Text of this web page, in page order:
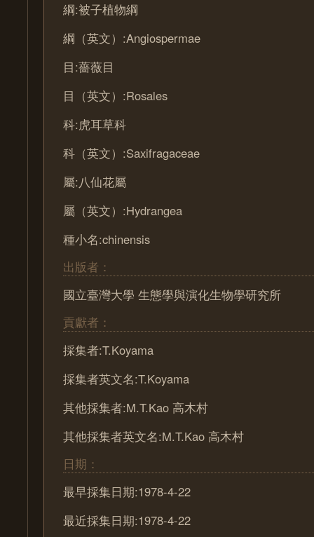
綱:被子植物綱
綱（英文）:Angiospermae
目:薔薇目
目（英文）:Rosales
科:虎耳草科
科（英文）:Saxifragaceae
屬:八仙花屬
屬（英文）:Hydrangea
種小名:chinensis
出版者：
國立臺灣大學 生態學與演化生物學研究所
貢獻者：
採集者:T.Koyama
採集者英文名:T.Koyama
其他採集者:M.T.Kao 高木村
其他採集者英文名:M.T.Kao 高木村
日期：
最早採集日期:1978-4-22
最近採集日期:1978-4-22